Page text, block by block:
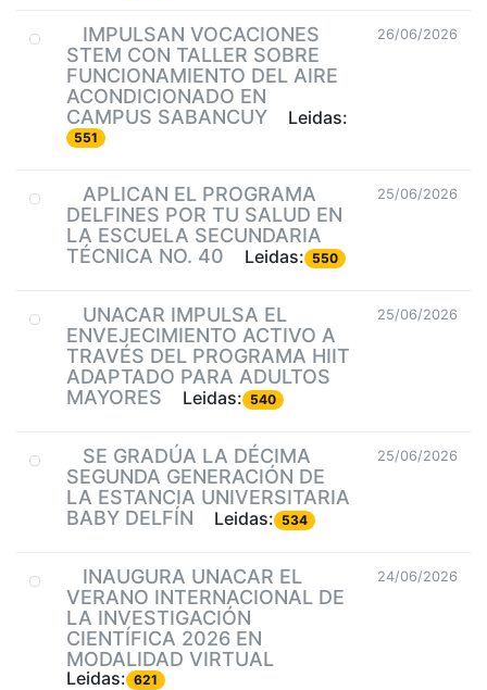
IMPULSAN VOCACIONES
STEM CON TALLER SOBRE
FUNCIONAMIENTO DEL AIRE
ACONDICIONADO EN
CAMPUS SABANCUY
Leidas:
551
26/06/2026
APLICAN EL PROGRAMA
DELFINES POR TU SALUD EN
LA ESCUELA SECUNDARIA
TÉCNICA NO. 40
Leidas: 550
25/06/2026
UNACAR IMPULSA EL
ENVEJECIMIENTO ACTIVO A
TRAVÉS DEL PROGRAMA HIIT
ADAPTADO PARA ADULTOS
MAYORES
Leidas: 540
25/06/2026
SE GRADÚA LA DÉCIMA
SEGUNDA GENERACIÓN DE
LA ESTANCIA UNIVERSITARIA
BABY DELFÍN
Leidas: 534
25/06/2026
INAUGURA UNACAR EL
VERANO INTERNACIONAL DE
LA INVESTIGACIÓN
CIENTÍFICA 2026 EN
MODALIDAD VIRTUAL
Leidas: 621
24/06/2026